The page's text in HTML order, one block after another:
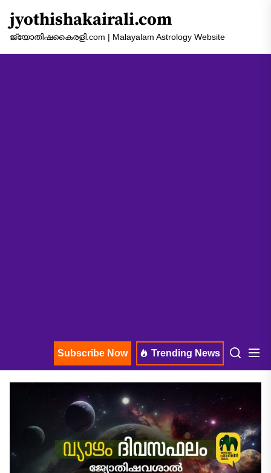
the
jyothishakairali.com
ജ്യോതിഷകൈരളി.com | Malayalam Astrology Website
Subscribe Now Trending News